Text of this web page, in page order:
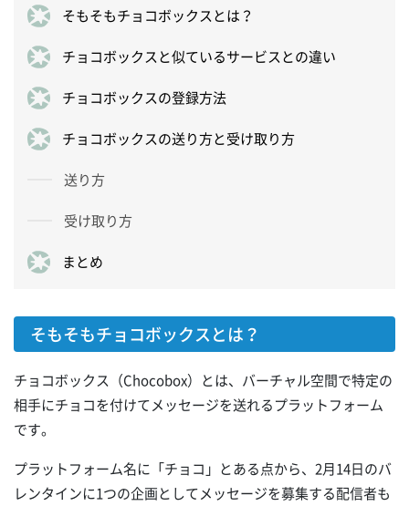
そもそもチョコボックスとは？
チョコボックスと似ているサービスとの違い
チョコボックスの登録方法
チョコボックスの送り方と受け取り方
送り方
受け取り方
まとめ
そもそもチョコボックスとは？
チョコボックス（Chocobox）とは、バーチャル空間で特定の
相手にチョコを付けてメッセージを送れるプラットフォーム
です。
プラットフォーム名に「チョコ」とある点から、2月14日のバ
レンタインに1つの企画としてメッセージを募集する配信者も